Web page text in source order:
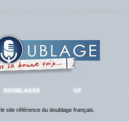
DOUBLAGES V.F
, le site référence du doublage français.